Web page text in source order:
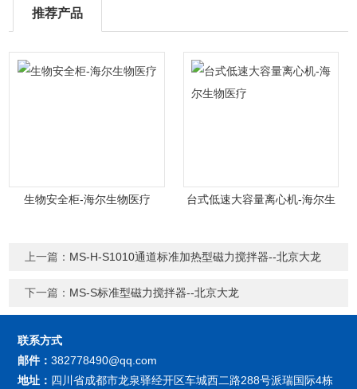
推荐产品
生物安全柜-海尔生物医疗
台式低速大容量离心机-海尔生
上一篇： MS-H-S1010通道标准加热型磁力搅拌器--北京大龙
下一篇： MS-S标准型磁力搅拌器--北京大龙
联系方式
邮件：382778490@qq.com
地址： 四川省成都市龙泉驿经开区车城西二路288号派瑞国际4栋